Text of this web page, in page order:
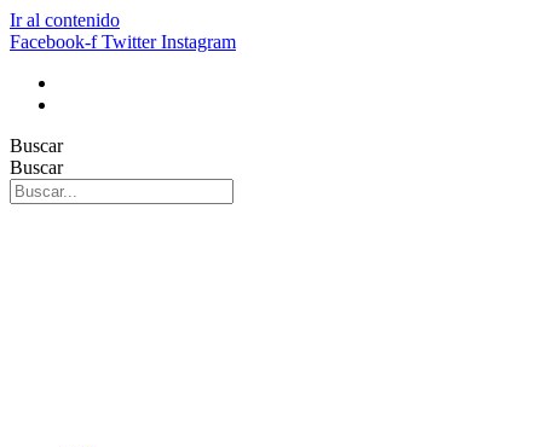
Ir al contenido
Facebook-f Twitter Instagram
Buscar
Buscar